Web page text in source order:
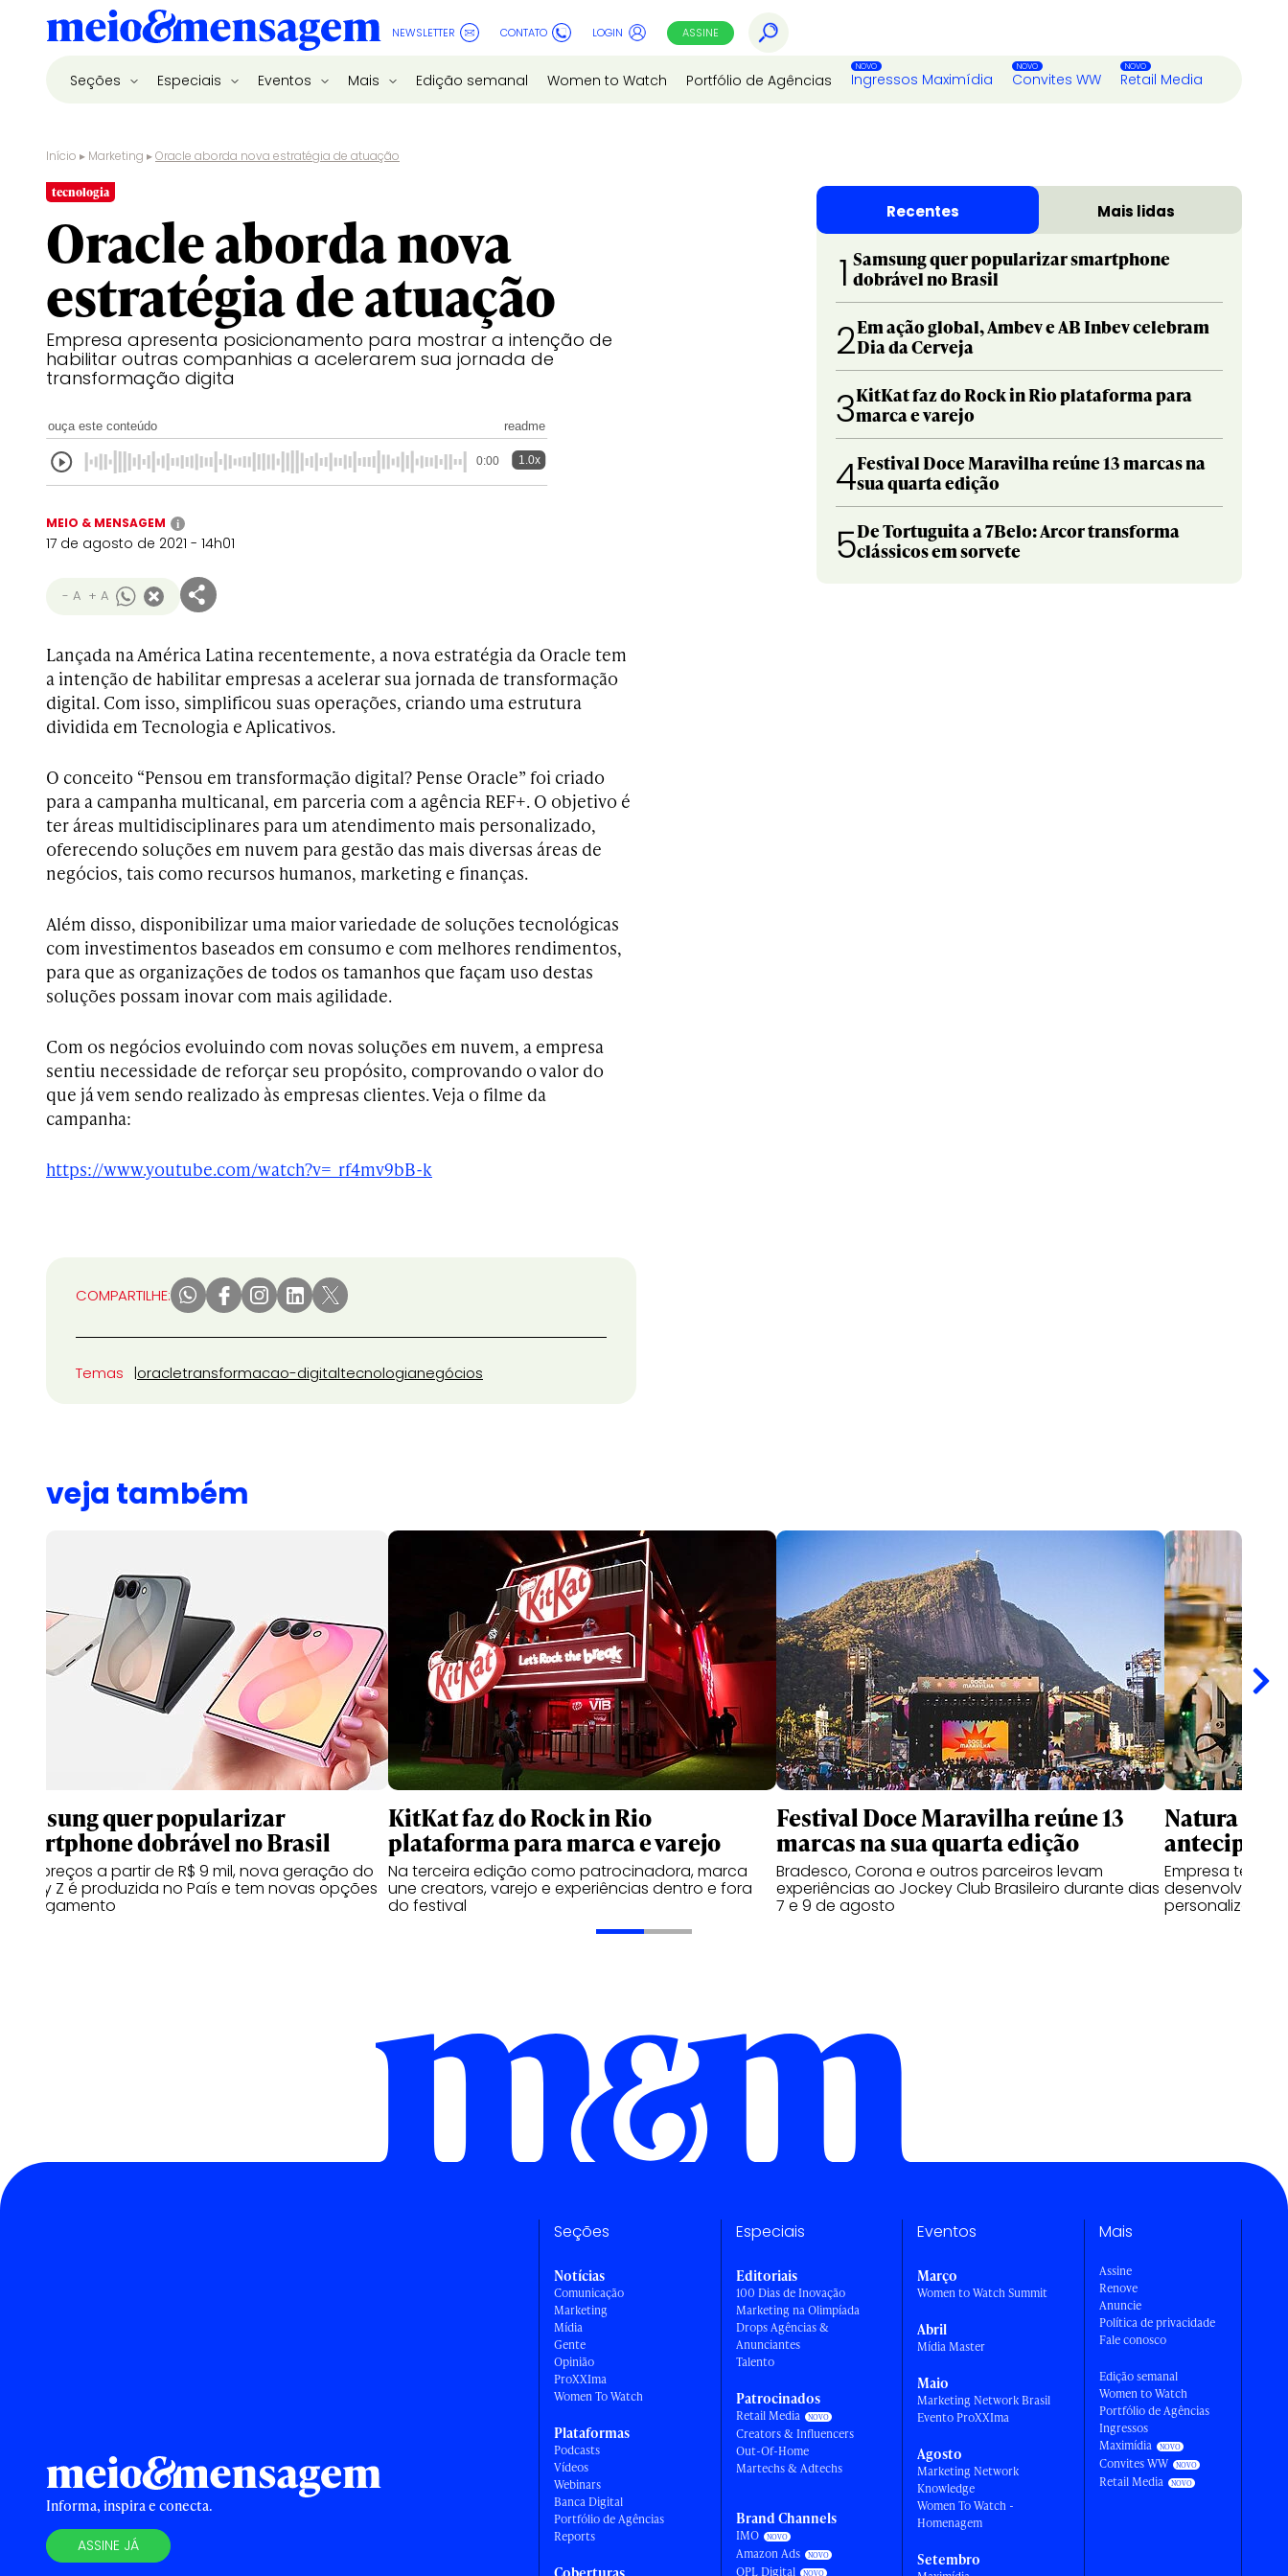
NEWSLETTER CONTATO LOGIN ASSINE
Seções Especiais Eventos Mais Edição semanal Women to Watch Portfólio de Agências Ingressos Maximídia Convites WW Retail Media
Início ▸ Marketing ▸Oracle aborda nova estratégia de atuação
tecnologia
Oracle aborda nova
estratégia de atuação
Empresa apresenta posicionamento para mostrar a intenção de
habilitar outras companhias a acelerarem sua jornada de
transformação digita
ouça este conteúdo readme
0:00 1.0x
MEIO & MENSAGEM i
17 de agosto de 2021 - 14h01
- A + A
Lançada na América Latina recentemente, a nova estratégia da Oracle tem
a intenção de habilitar empresas a acelerar sua jornada de transformação
digital. Com isso, simplificou suas operações, criando uma estrutura
dividida em Tecnologia e Aplicativos.
O conceito “Pensou em transformação digital? Pense Oracle” foi criado
para a campanha multicanal, em parceria com a agência REF+. O objetivo é
ter áreas multidisciplinares para um atendimento mais personalizado,
oferecendo soluções em nuvem para gestão das mais diversas áreas de
negócios, tais como recursos humanos, marketing e finanças.
Além disso, disponibilizar uma maior variedade de soluções tecnológicas
com investimentos baseados em consumo e com melhores rendimentos,
para que as organizações de todos os tamanhos que façam uso destas
soluções possam inovar com mais agilidade.
Com os negócios evoluindo com novas soluções em nuvem, a empresa
sentiu necessidade de reforçar seu propósito, comprovando o valor do
que já vem sendo realizado às empresas clientes. Veja o filme da
campanha:
https://www.youtube.com/watch?v=_rf4mv9bB-k
COMPARTILHE:
Temas oracletransformacao-digitaltecnologianegócios
Recentes Mais lidas
1 Samsung quer popularizar smartphone
dobrável no Brasil
2Em ação global, Ambev e AB Inbev celebram
Dia da Cerveja
3KitKat faz do Rock in Rio plataforma para
marca e varejo
4Festival Doce Maravilha reúne 13 marcas na
sua quarta edição
5De Tortuguita a 7Belo: Arcor transforma
clássicos em sorvete
veja também
Samsung quer popularizar
smartphone dobrável no Brasil
Com preços a partir de R$ 9 mil, nova geração do
Galaxy Z é produzida no País e tem novas opções
de pagamento
KitKat faz do Rock in Rio
plataforma para marca e varejo
Na terceira edição como patrocinadora, marca
une creators, varejo e experiências dentro e fora
do festival
Festival Doce Maravilha reúne 13
marcas na sua quarta edição
Bradesco, Corona e outros parceiros levam
experiências ao Jockey Club Brasileiro durante dias
7 e 9 de agosto
Natura
antecipar
Empresa testa
desenvolvem
personalizadas
Informa, inspira e conecta.
ASSINE JÁ
Seções
Notícias
Comunicação
Marketing
Mídia
Gente
Opinião
ProXXIma
Women To Watch
Plataformas
Podcasts
Vídeos
Webinars
Banca Digital
Portfólio de Agências
Reports
Especiais
Editoriais
100 Dias de Inovação
Marketing na Olimpíada
Drops Agências &
Anunciantes
Talento
Patrocinados
Retail Media
Creators & Influencers
Out-Of-Home
Martechs & Adtechs
Brand Channels
IMO
Amazon Ads
OPL Digital
Eventos
Março
Women to Watch Summit
Abril
Mídia Master
Maio
Marketing Network Brasil
Evento ProXXIma
Agosto
Marketing Network
Knowledge
Women To Watch -
Homenagem
Setembro
Mais
Assine
Renove
Anuncie
Política de privacidade
Fale conosco
Edição semanal
Women to Watch
Portfólio de Agências
Ingressos
Maximídia
Convites WW
Retail Media